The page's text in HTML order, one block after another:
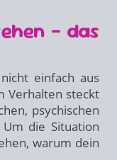
– das
einfach aus
Verhalten steckt
psychischen
die Situation
warum dein